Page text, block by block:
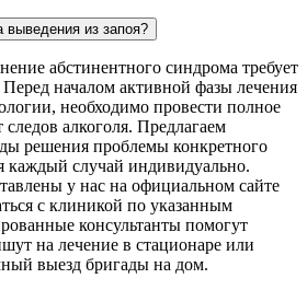
выведения из запоя?
абстинентного синдрома требует
началом активной фазы лечения
необходимо провести полное
алкоголя. Предлагаем
решения проблемы конкретного
каждый случай индивидуально.
у нас на официальном сайте
с клиникой по указанным
консультанты помогут
на лечение в стационаре или
выезд бригады на дом.